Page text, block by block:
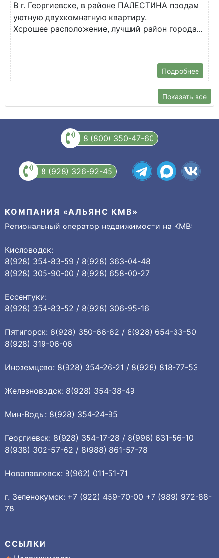
В г. Георгиевске, в районе ПАЛЕСТИНА продам
уютную двухкомнатную квартиру.
Хорошее расположение, лучший район города...
Подробнее
Показать все
8 (800) 350-47-60
8 (928) 326-92-45
КОМПАНИЯ «АЛЬЯНС КМВ»
Региональный оператор недвижимости на КМВ:
Кисловодск:
8(928) 354-83-59 / 8(928) 363-04-48
8(928) 305-90-00 / 8(928) 658-00-27
Ессентуки:
8(928) 354-83-52 / 8(928) 306-95-16
Пятигорск: 8(928) 350-66-82 / 8(928) 654-33-50
8(928) 319-06-06
Иноземцево: 8(928) 354-26-21 / 8(928) 818-77-53
Железноводск: 8(928) 354-38-49
Мин-Воды: 8(928) 354-24-95
Георгиевск: 8(928) 354-17-28 / 8(996) 631-56-10
8(938) 302-57-62 / 8(988) 861-57-78
Новопавловск: 8(962) 011-51-71
г. Зеленокумск: +7 (922) 459-70-00 +7 (989) 972-88-
78
ССЫЛКИ